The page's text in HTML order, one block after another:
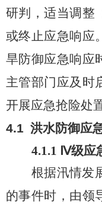
研判，适当调整
或终止应急响应
旱防御应急响应
主管部门应及时
开展应急抢险处
4.1 洪水防御应
4.1.1 Ⅳ级应
根据汛情发
的事件时 ，由